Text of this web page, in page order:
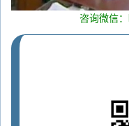
咨询微信